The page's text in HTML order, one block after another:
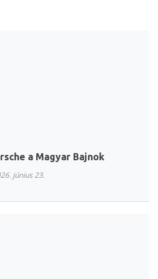
a Magyar Bajnok
június 23.